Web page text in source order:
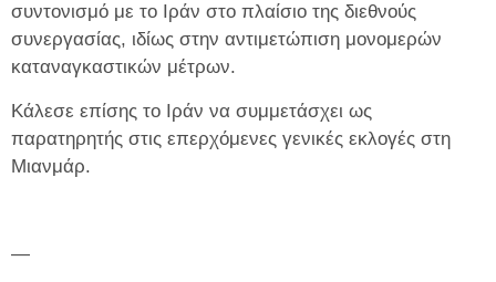
συντονισμό με το Ιράν στο πλαίσιο της διεθνούς
συνεργασίας, ιδίως στην αντιμετώπιση μονομερών
καταναγκαστικών μέτρων.
Κάλεσε επίσης το Ιράν να συμμετάσχει ως
παρατηρητής στις επερχόμενες γενικές εκλογές στη
Μιανμάρ.
—